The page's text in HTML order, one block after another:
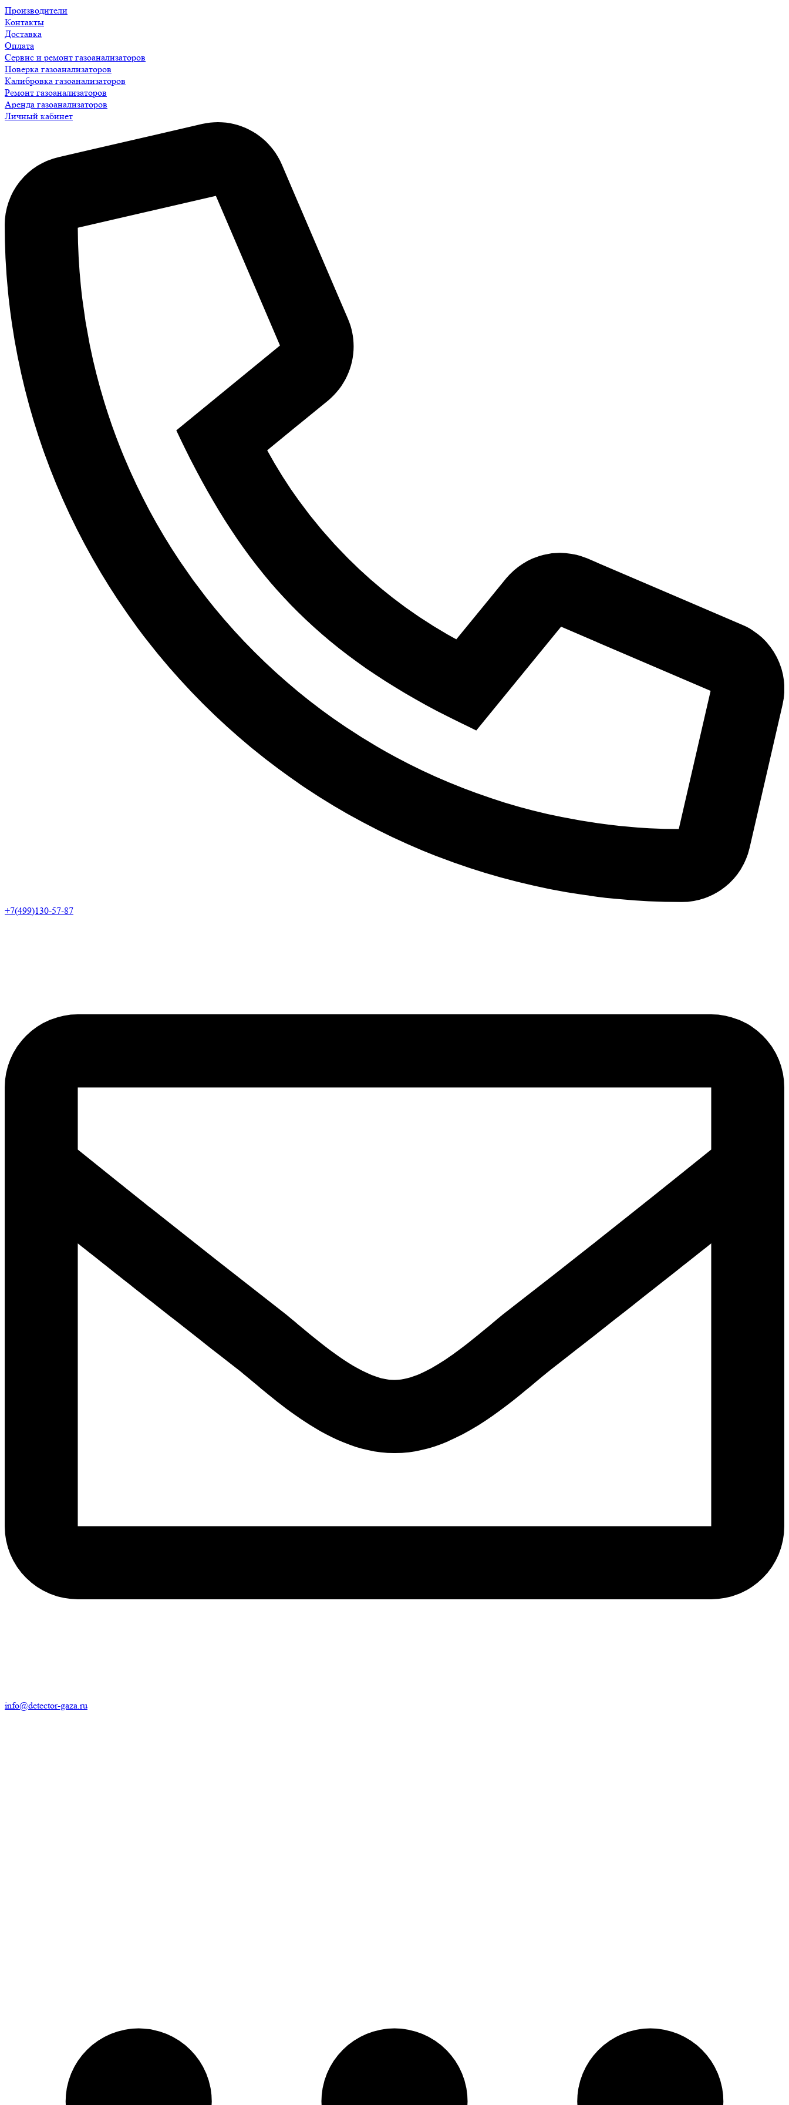
Производители
Контакты
Доставка
Оплата
Сервис и ремонт газоанализаторов
Поверка газоанализаторов
Калибровка газоанализаторов
Ремонт газоанализаторов
Аренда газоанализаторов
Личный кабинет
+7(499)130-57-87
info@detector-gaza.ru